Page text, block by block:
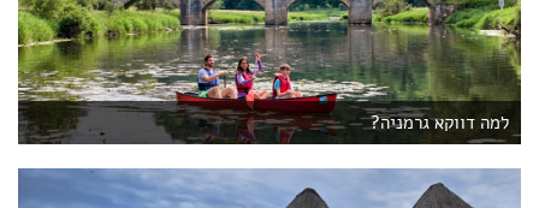
למה דווקא גרמניה?